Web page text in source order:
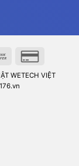
WETECH VIỆT